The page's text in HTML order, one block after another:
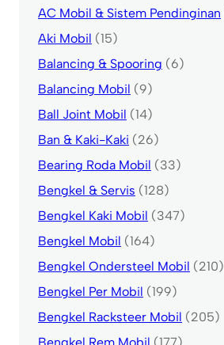
AC Mobil & Sistem Pendinginan
Aki Mobil (15)
Balancing & Spooring (6)
Balancing Mobil (9)
Ball Joint Mobil (14)
Ban & Kaki-Kaki (26)
Bearing Roda Mobil (33)
Bengkel & Servis (128)
Bengkel Kaki Mobil (347)
Bengkel Mobil (164)
Bengkel Ondersteel Mobil (210)
Bengkel Per Mobil (199)
Bengkel Racksteer Mobil (205)